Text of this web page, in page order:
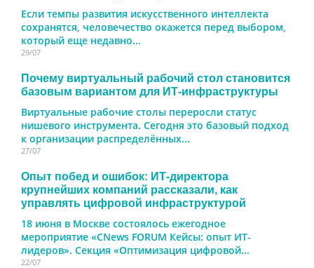
Если темпы развития искусственного интеллекта
сохранятся, человечество окажется перед выбором,
который еще недавно...
29/07
Почему виртуальный рабочий стол становится
базовым вариантом для ИТ-инфраструктуры
Виртуальные рабочие столы переросли статус
нишевого инструмента. Сегодня это базовый подход
к организации распределённых...
27/07
Опыт побед и ошибок: ИТ-директора
крупнейших компаний рассказали, как
управлять цифровой инфраструктурой
18 июня в Москве состоялось ежегодное
мероприятие «CNews FORUM Кейсы: опыт ИТ-
лидеров». Секция «Оптимизация цифровой...
22/07